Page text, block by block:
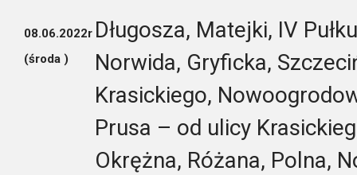
08.06.2022r
(środa )
Długosza, Matejki, IV
Norwida, Gryficka,
Krasickiego,
Prusa – od ulicy
Okrężna, Różana, Polna,